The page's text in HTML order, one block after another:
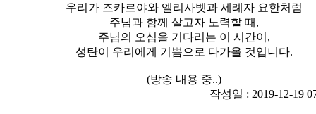
우리가 즈카르야와 엘리사벳과 세례자 요한처럼
주님과 함께 살고자 노력할 때,
주님의 오심을 기다리는 이 시간이,
성탄이 우리에게 기쁨으로 다가올 것입니다.
(방송 내용 중..)
작성일 : 2019-12-19